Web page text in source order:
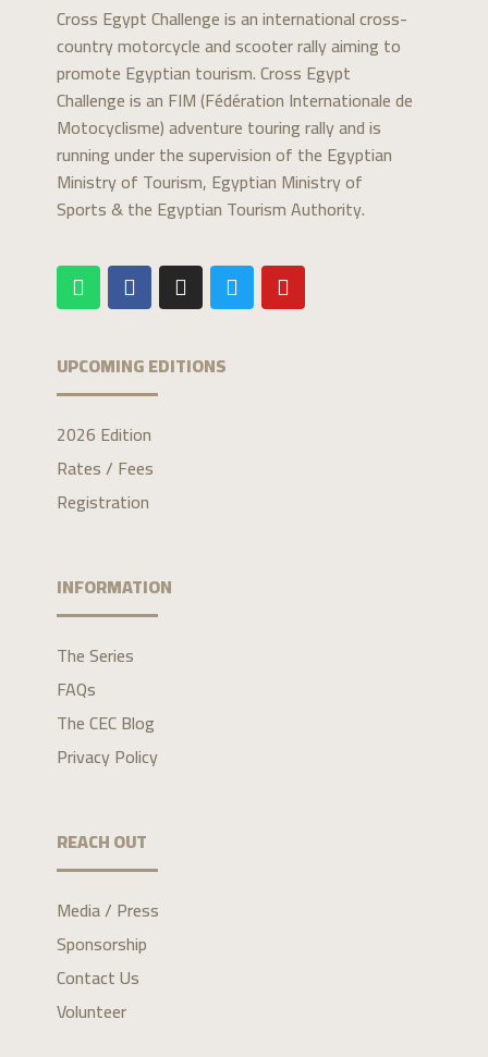
Cross Egypt Challenge is an international cross-
country motorcycle and scooter rally aiming to
promote Egyptian tourism. Cross Egypt
Challenge is an FIM (Fédération Internationale de
Motocyclisme) adventure touring rally and is
running under the supervision of the Egyptian
Ministry of Tourism, Egyptian Ministry of
Sports & the Egyptian Tourism Authority.
UPCOMING EDITIONS
2026 Edition
Rates / Fees
Registration
INFORMATION
The Series
FAQs
The CEC Blog
Privacy Policy
REACH OUT
Media / Press
Sponsorship
Contact Us
Volunteer